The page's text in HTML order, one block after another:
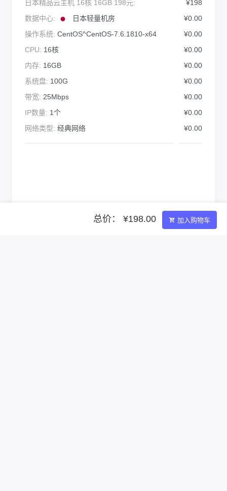
日本精品云主机 16核 16GB 198元:
¥198
数据中心:
日本轻量机房
¥0.00
操作系统: CentOS^CentOS-7.6.1810-x64
¥0.00
CPU: 16核
¥0.00
内存: 16GB
¥0.00
系统盘: 100G
¥0.00
带宽: 25Mbps
¥0.00
IP数量: 1个
¥0.00
网络类型: 经典网络 ¥0.00
总价： ¥198.00 加入购物车